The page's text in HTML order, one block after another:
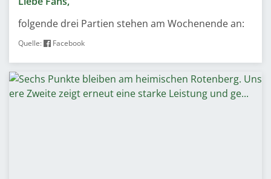
folgende drei Partien stehen am Wochenende an:
Quelle: Facebook